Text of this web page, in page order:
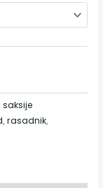
saksije
,rasadnik,